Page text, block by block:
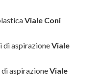
Viale Coni
di aspirazioneViale
aspirazioneViale